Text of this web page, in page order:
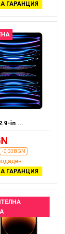
ГАРАНЦИЯ
in ...
-0,00 BGN
ГАРАНЦИЯ